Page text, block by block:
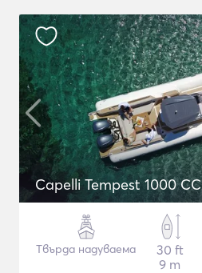
Capelli Tempest 1000 CC
Твърда надуваема
30 ft
9 m